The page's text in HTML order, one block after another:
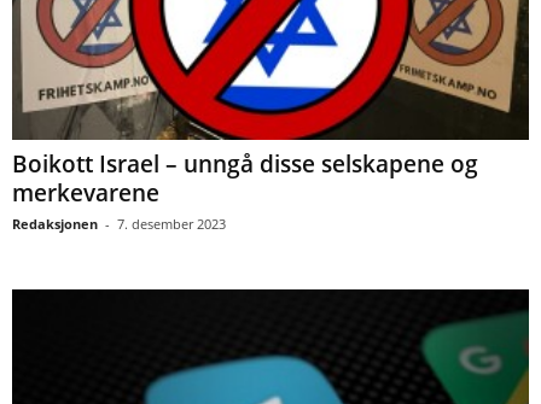
Boikott Israel – unngå disse selskapene og
merkevarene
Redaksjonen - 7. desember 2023